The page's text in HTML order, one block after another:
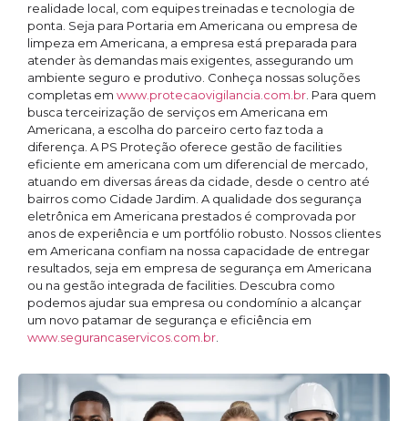
realidade local, com equipes treinadas e tecnologia de
ponta. Seja para Portaria em Americana ou empresa de
limpeza em Americana, a empresa está preparada para
atender às demandas mais exigentes, assegurando um
ambiente seguro e produtivo. Conheça nossas soluções
completas em www.protecaovigilancia.com.br . Para quem
busca terceirização de serviços em Americana em
Americana, a escolha do parceiro certo faz toda a
diferença. A PS Proteção oferece gestão de facilities
eficiente em americana com um diferencial de mercado,
atuando em diversas áreas da cidade, desde o centro até
bairros como Cidade Jardim. A qualidade dos segurança
eletrônica em Americana prestados é comprovada por
anos de experiência e um portfólio robusto. Nossos clientes
em Americana confiam na nossa capacidade de entregar
resultados, seja em empresa de segurança em Americana
ou na gestão integrada de facilities. Descubra como
podemos ajudar sua empresa ou condomínio a alcançar
um novo patamar de segurança e eficiência em
www.segurancaservicos.com.br